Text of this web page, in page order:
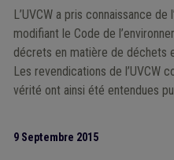
L’UVCW a pris connaissance
modifiant le Code de
décrets en matière de déchets
Les revendications de l’UVCW
vérité ont ainsi été entendues
consécration du coût-vérité
fasse davantage place à une
9 Septembre 2015